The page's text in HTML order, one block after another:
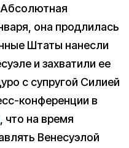
она продлилась
Штаты нанесли
и захватили ее
с супругой Силией
конференции в
, что на время
Венесуэлой